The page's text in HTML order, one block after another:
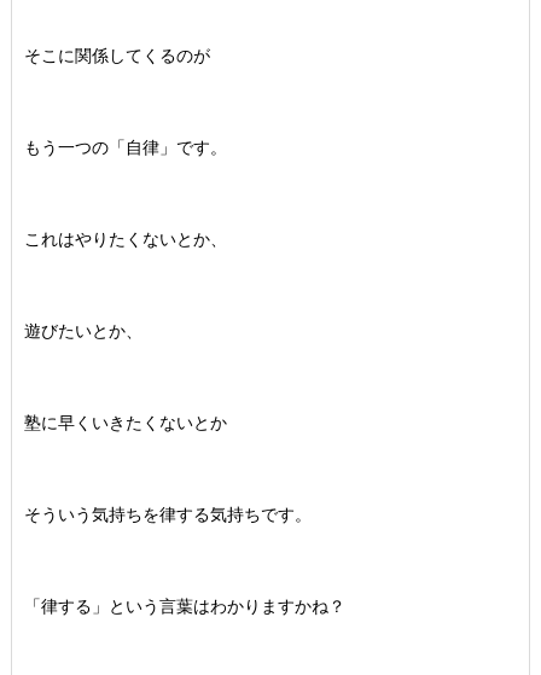
そこに関係してくるのが
もう一つの「自律」です。
これはやりたくないとか、
遊びたいとか、
塾に早くいきたくないとか
そういう気持ちを律する気持ちです。
「律する」という言葉はわかりますかね？